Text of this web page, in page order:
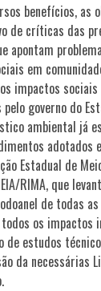
benefícios, as
de críticas das
apontam
em
impactos
governo do
ambiental já
adotados
Estadual de
RIMA, que
de todas
os impactos
de estudos
da necessárias